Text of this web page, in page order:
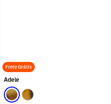
Frete Grátis
Adele